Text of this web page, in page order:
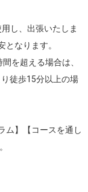
し、出張いたしま
なります。
を超える場合は、
徒歩15分以上の場
ム】【コースを通し